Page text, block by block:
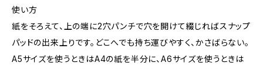
使い方
紙をそろえて、上の端に2穴パンチで穴を開けて綴じればスナップ
パッドの出来上りです。どこへでも持ち運びやすく、かさばらない。
A5サイズを使うときはA4の紙を半分に、A6サイズを使うときは